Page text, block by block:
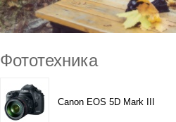
Фототехника
Canon EOS 5D Mark III